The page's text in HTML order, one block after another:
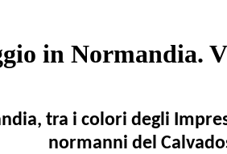
in Normandia.
tra i colori degli
normanni del